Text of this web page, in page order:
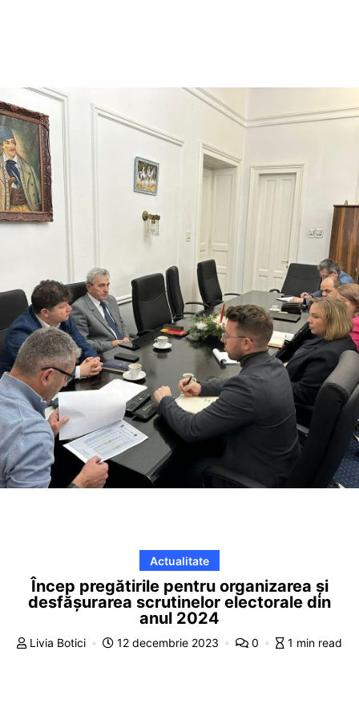
Actualitate
Încep pregătirile pentru organizarea și
desfășurarea scrutinelor electorale din
anul 2024
Livia Botici 12 decembrie 2023 0 1 min read